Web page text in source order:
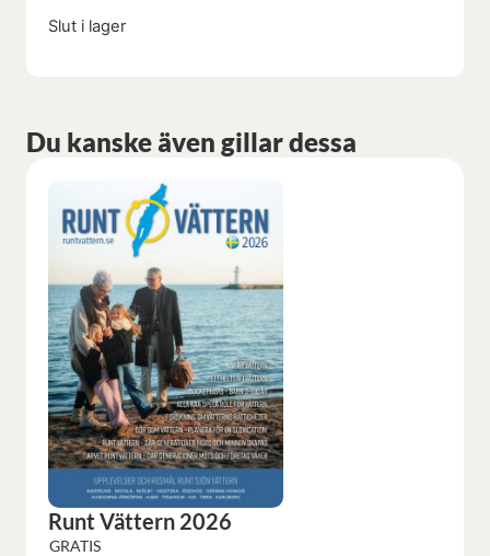
Slut i lager
Du kanske även gillar dessa
Runt Vättern 2026
GRATIS